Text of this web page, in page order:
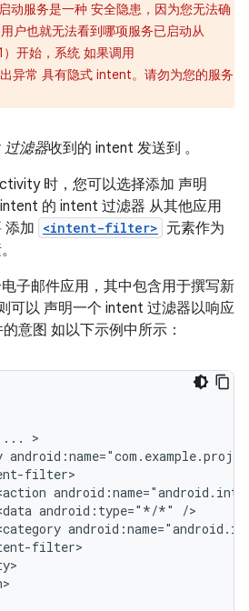
服务是一种 安全隐患，因为您无法确
户也就无法看到哪项服务已启动从
开始，系统 如果调用
出异常 具有隐式 intent。请勿为您的服务
滤器收到的 intent 发送到 。
时，您可以选择添加 声明
的 intent 过滤器 从其他应用
添加 <intent-filter> 元素作为
子邮件应用，其中包含用于撰写新
可以 声明一个 intent 过滤器以响应
意图 如以下示例中所示：
...
android:type="*/*"